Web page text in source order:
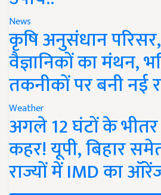
News
कृषि अनुसंधान
वैज्ञानिकों का मंथन,
तकनीकों पर बनी नई
Weather
अगले 12 घंटों के भीतर
कहर! यूपी, बिहार
राज्यों में IMD का